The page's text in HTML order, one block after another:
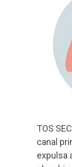
TOS
canal
expulsa